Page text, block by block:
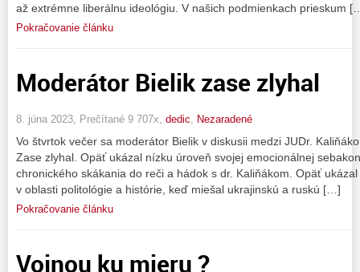
až extrémne liberálnu ideológiu. V našich podmienkach prieskum
Pokračovanie článku
Moderátor Bielik zase zlyhal
8. júna 2023, Prečítané 9 707x, dedic Nezaradené
Vo štvrtok večer sa moderátor Bielik v diskusii medzi JUDr.
Zase zlyhal. Opäť ukázal nízku úroveň svojej emocionálnej
chronického skákania do reči a hádok s dr. Kaliňákom. Opäť
v oblasti politológie a histórie, keď miešal ukrajinskú a ruskú […]
Pokračovanie článku
Vojnou ku mieru ?